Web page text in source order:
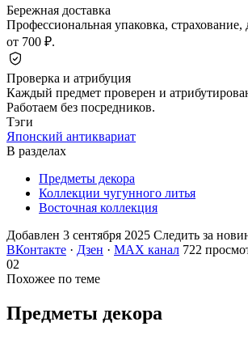
Бережная доставка
Профессиональная упаковка, страхование,
от 700 ₽.
Проверка и атрибуция
Каждый предмет проверен и
Работаем без посредников.
Тэги
Японский антиквариат
В разделах
Предметы декора
Коллекции чугунного литья
Восточная коллекция
Добавлен 3 сентября 2025 Следить за
ВКонтакте · Дзен · MAX канал 722
02
Похожее по теме
Предметы декора